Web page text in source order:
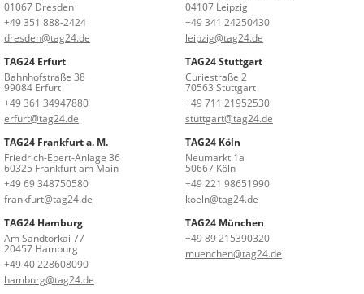
01067 Dresden
+49 351 888-2424
dresden@tag24.de
04107 Leipzig
+49 341 24250430
leipzig@tag24.de
TAG24 Erfurt
Bahnhofstraße 38
99084 Erfurt
+49 361 34947880
erfurt@tag24.de
TAG24 Stuttgart
Curiestraße 2
70563 Stuttgart
+49 711 21952530
stuttgart@tag24.de
TAG24 Frankfurt a. M.
Friedrich-Ebert-Anlage 36
60325 Frankfurt am Main
+49 69 348750580
frankfurt@tag24.de
TAG24 Köln
Neumarkt 1a
50667 Köln
+49 221 98651990
koeln@tag24.de
TAG24 Hamburg
Am Sandtorkai 77
20457 Hamburg
+49 40 228608090
hamburg@tag24.de
TAG24 München
+49 89 215390320
muenchen@tag24.de